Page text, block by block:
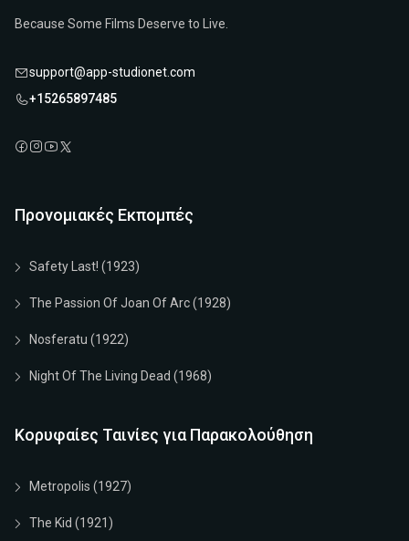
Because Some Films Deserve to Live.
support@app-studionet.com
+15265897485
Προνομιακές Εκπομπές
Safety Last! (1923)
The Passion Of Joan Of Arc (1928)
Nosferatu (1922)
Night Of The Living Dead (1968)
Κορυφαίες Ταινίες για Παρακολούθηση
Metropolis (1927)
The Kid (1921)